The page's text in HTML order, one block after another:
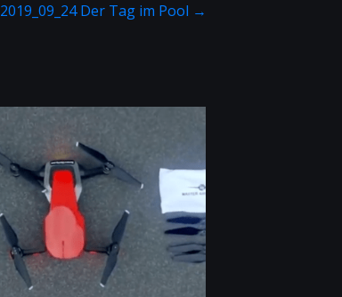
2019_09_24 Der Tag im Pool →